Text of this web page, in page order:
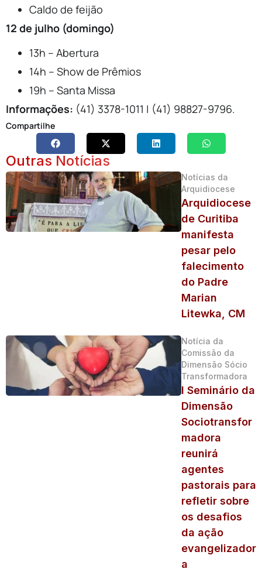
Caldo de feijão
12 de julho (domingo)
13h – Abertura
14h – Show de Prêmios
19h – Santa Missa
Informações: (41) 3378-1011 | (41) 98827-9796.
Compartilhe
Outras Notícias
Notícias da
Arquidiocese
Arquidiocese
de Curitiba
manifesta
pesar pelo
falecimento
do Padre
Marian
Litewka, CM
Notícia da
Comissão da
Dimensão Sócio
Transformadora
I Seminário da
Dimensão
Sociotransfor
madora
reunirá
agentes
pastorais para
refletir sobre
os desafios
da ação
evangelizador
a